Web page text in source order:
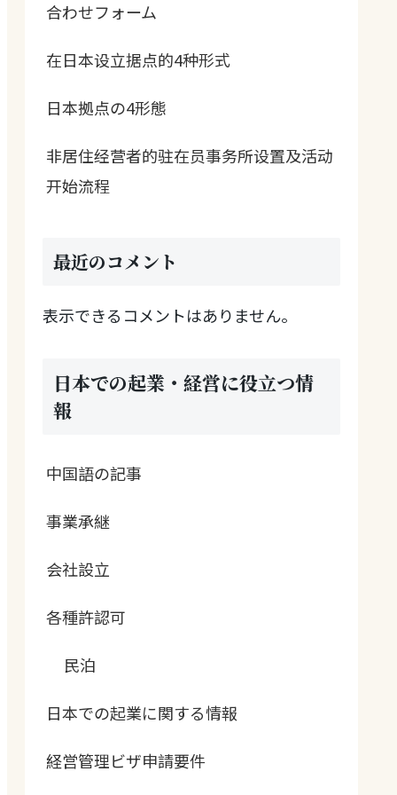
合わせフォーム
在日本设立据点的4种形式
日本拠点の4形態
非居住经营者的驻在员事务所设置及活动
开始流程
最近のコメント
表示できるコメントはありません。
日本での起業・経営に役立つ情
報
中国語の記事
事業承継
会社設立
各種許認可
民泊
日本での起業に関する情報
経営管理ビザ申請要件